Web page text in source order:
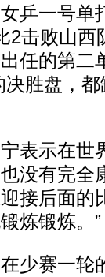
一号单
2击败山西
任的第二
胜盘，
示在世
没有完全
接后面的
炼锻炼。”
赛一轮